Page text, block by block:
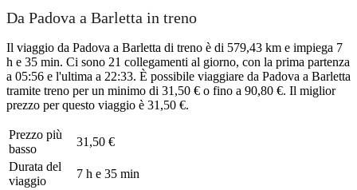
Da Padova a Barletta in treno
Il viaggio da Padova a Barletta di treno è di 579,43 km e impiega 7
h e 35 min. Ci sono 21 collegamenti al giorno, con la prima partenza
a 05:56 e l'ultima a 22:33. È possibile viaggiare da Padova a Barletta
tramite treno per un minimo di 31,50 € o fino a 90,80 €. Il miglior
prezzo per questo viaggio è 31,50 €.
Prezzo più
basso
31,50 €
Durata del
viaggio
7 h e 35 min